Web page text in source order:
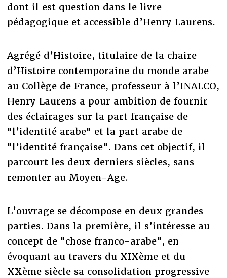
dont il est question dans le livre
pédagogique et accessible d’Henry Laurens.
Agrégé d’Histoire, titulaire de la chaire
d’Histoire contemporaine du monde arabe
au Collège de France, professeur à l’INALCO,
Henry Laurens a pour ambition de fournir
des éclairages sur la part française de
"l’identité arabe" et la part arabe de
"l’identité française". Dans cet objectif, il
parcourt les deux derniers siècles, sans
remonter au Moyen-Age.
L’ouvrage se décompose en deux grandes
parties. Dans la première, il s’intéresse au
concept de "chose franco-arabe", en
évoquant au travers du XIXème et du
XXème siècle sa consolidation progressive